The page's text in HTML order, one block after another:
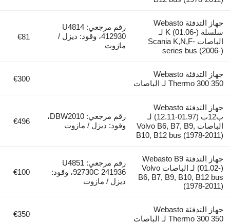
جهاز التدفئة Webasto
سلسلة K (01.06-) لـ
الباصات Scania K,N,F-
series bus (2006-)
رقم مرجعي: U4814
412930، وقود: ديزل /
مازوت
€81
جهاز التدفئة Webasto
Thermo 300 350 لـ الباصات
€300
جهاز التدفئة Webasto
ب12ب (01.97-12.11) لـ
الباصات Volvo B6, B7, B9,
B10, B12 bus (1978-2011)
رقم مرجعي: DBW2010،
وقود: ديزل / مازوت
€496
جهاز التدفئة Webasto B9
(01.02-) لـ الباصات Volvo
B6, B7, B9, B10, B12 bus
(1978-2011)
رقم مرجعي: U4851
92730C 241936، وقود:
ديزل / مازوت
€100
جهاز التدفئة Webasto
Thermo 300 350 لـ الباصات
€350